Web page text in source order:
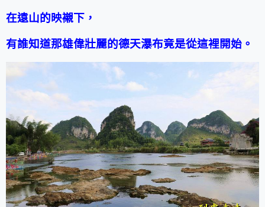
在遠山的映襯下，
有誰知道那雄偉壯麗的德天瀑布竟是從這裡開始。